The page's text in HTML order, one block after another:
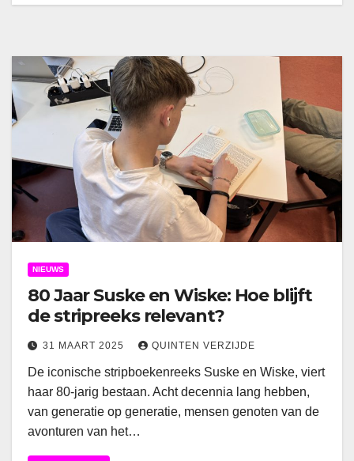
NIEUWS
80 Jaar Suske en Wiske: Hoe blijft
de stripreeks relevant?
31 MAART 2025 QUINTEN VERZIJDE
De iconische stripboekenreeks Suske en Wiske, viert
haar 80-jarig bestaan. Acht decennia lang hebben,
van generatie op generatie, mensen genoten van de
avonturen van het…